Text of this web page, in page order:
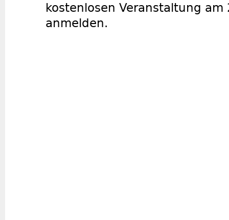
kostenlosen Veranstaltung am
anmelden.